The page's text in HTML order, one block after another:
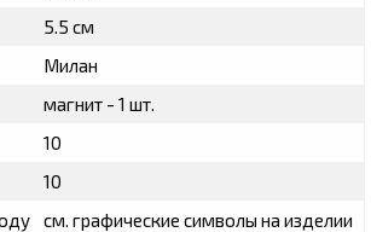
5.5 см
Милан
магнит - 1 шт.
10
10
см. графические символы на изделии